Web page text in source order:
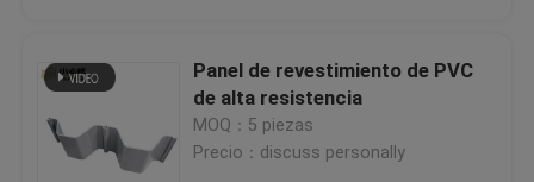
Panel de revestimiento de PVC
de alta resistencia
MOQ：5 piezas
Precio：discuss personally